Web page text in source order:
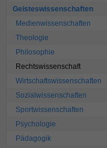
Geisteswissenschaften
Medienwissenschaften
Theologie
Philosophie
Rechtswissenschaft
Wirtschaftswissenschaften
Sozialwissenschaften
Sportwissenschaften
Psychologie
Pädagogik